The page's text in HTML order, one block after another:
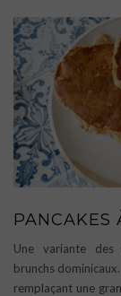
PANCAKES
Une variante des
brunchs
remplaçant une